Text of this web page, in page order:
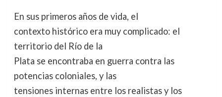
En sus primeros años de vida, el
contexto histórico era muy complicado: el
territorio del Río de la
Plata se encontraba en guerra contra las
potencias coloniales, y las
tensiones internas entre los realistas y los